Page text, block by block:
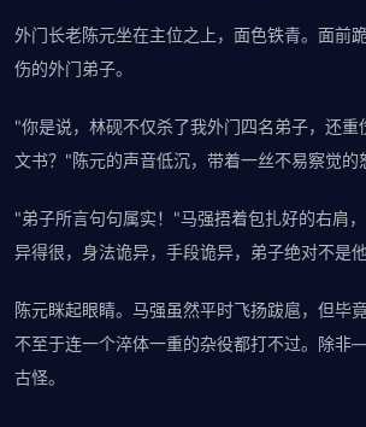
外门长老陈元坐在主位之上，面色铁青。面前
伤的外门弟子。
"你是说，林砚不仅杀了我外门四名弟子，还重
文书？"陈元的声音低沉，带着一丝不易察觉的
"弟子所言句句属实！"马强捂着包扎好的右肩
异得很，身法诡异，手段诡异，弟子绝对不是
陈元眯起眼睛。马强虽然平时飞扬跋扈，但毕
不至于连一个淬体一重的杂役都打不过。除
古怪。